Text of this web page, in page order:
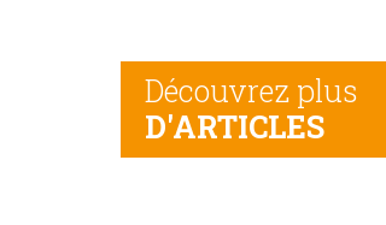
Découvrez plus
D'ARTICLES